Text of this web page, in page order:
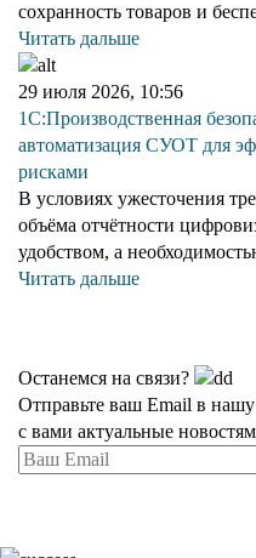
сохранность товаров и
Читать дальше
29 июля 2026, 10:56
1С:Производственная
автоматизация СУОТ для
рисками
В условиях ужесточения
объёма отчётности
удобством, а
Читать дальше
Останемся на связи?
Отправьте ваш Email в
с вами актуальные